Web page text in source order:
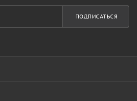
ПОДПИСАТЬСЯ